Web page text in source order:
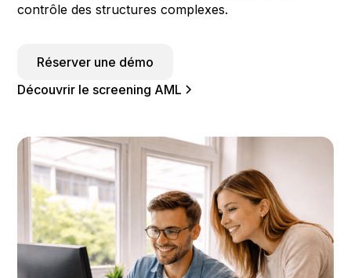
contrôle des structures complexes.
Réserver une démo
Découvrir le screening AML